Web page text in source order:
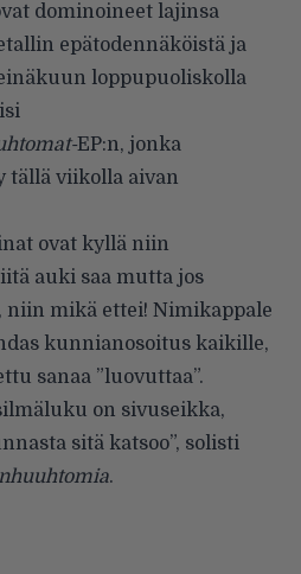
dominoineet lajinsa
epätodennäköistä ja
loppupuoliskolla
EP:n, jonka
tällä viikolla aivan
ovat kyllä niin
auki saa mutta jos
niin mikä ettei! Nimikappale
kunnianosoitus kaikille,
sanaa ”luovuttaa”.
on sivuseikka,
sitä katsoo”, solisti
.